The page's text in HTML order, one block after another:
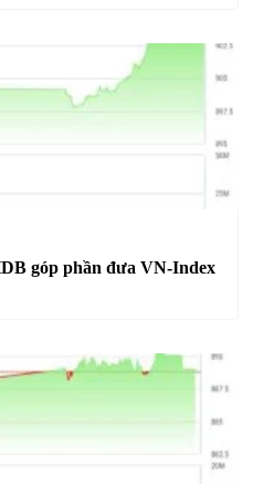
góp phần đưa VN-Index